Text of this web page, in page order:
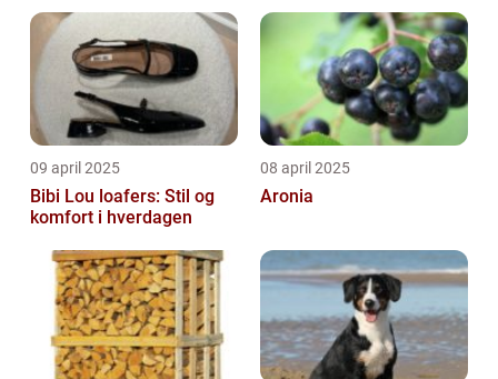
09 april 2025
Bibi Lou loafers: Stil og
komfort i hverdagen
08 april 2025
Aronia